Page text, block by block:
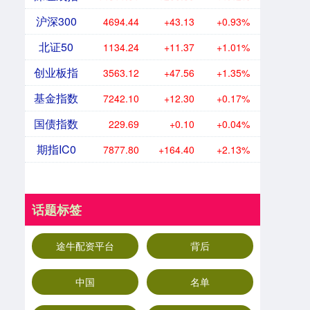
沪深300 4694.44 +43.13 +0.93%
北证50 1134.24 +11.37 +1.01%
创业板指 3563.12 +47.56 +1.35%
基金指数 7242.10 +12.30 +0.17%
国债指数 229.69 +0.10 +0.04%
期指IC0 7877.80 +164.40 +2.13%
话题标签
途牛配资平台 背后
中国 名单